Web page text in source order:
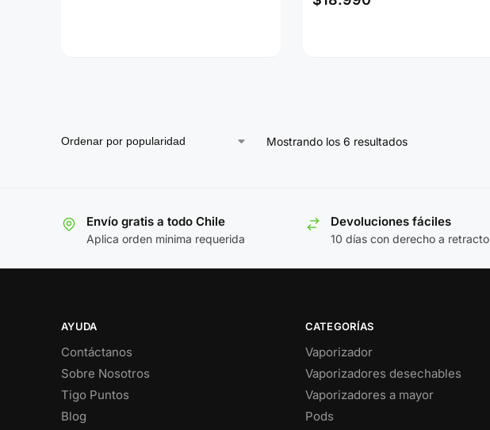
Mostrando los 6 resultados
Envío gratis a todo Chile
Aplica orden minima requerida
Devoluciones fáciles
10 días con derecho a retracto
AYUDA
Contáctanos
Sobre Nosotros
Tigo Puntos
Blog
CATEGORÍAS
Vaporizador
Vaporizadores desechables
Vaporizadores a mayor
Pods